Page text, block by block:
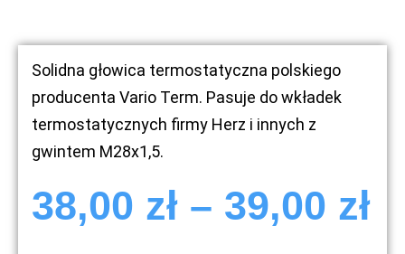
Solidna głowica termostatyczna polskiego
producenta Vario Term. Pasuje do wkładek
termostatycznych firmy Herz i innych z
gwintem M28x1,5.
38,00 zł – 39,00 zł